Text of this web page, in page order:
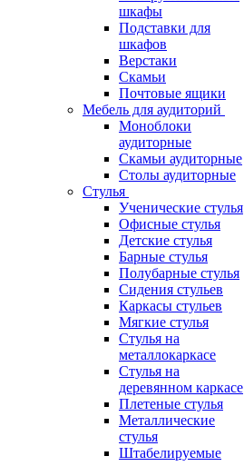
шкафы
Подставки для
шкафов
Верстаки
Скамьи
Почтовые ящики
Мебель для аудиторий
Моноблоки
аудиторные
Скамьи аудиторные
Столы аудиторные
Стулья
Ученические стулья
Офисные стулья
Детские стулья
Барные стулья
Полубарные стулья
Сидения стульев
Каркасы стульев
Мягкие стулья
Стулья на
металлокаркасе
Стулья на
деревянном каркасе
Плетеные стулья
Металлические
стулья
Штабелируемые